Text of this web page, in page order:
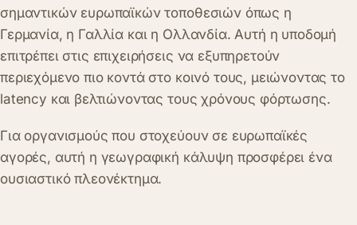
σημαντικών ευρωπαϊκών τοποθεσιών όπως η
Γερμανία, η Γαλλία και η Ολλανδία. Αυτή η υποδομή
επιτρέπει στις επιχειρήσεις να εξυπηρετούν
περιεχόμενο πιο κοντά στο κοινό τους, μειώνοντας το
latency και βελτιώνοντας τους χρόνους φόρτωσης.
Για οργανισμούς που στοχεύουν σε ευρωπαϊκές
αγορές, αυτή η γεωγραφική κάλυψη προσφέρει ένα
ουσιαστικό πλεονέκτημα.